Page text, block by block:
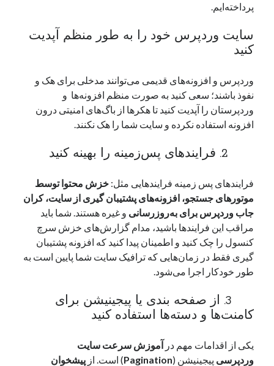
پرداخته‌ایم.
سایت وردپرس خود را به طور منظم آپدیت
کنید
وردپرس و افزونه‌های قدیمی می‌توانند مدخلی برای هک و
نفوذ باشند؛ سعی کنید به صورت منظم افزونه‌ها و
وردپرستان را آپدیت کنید تا هکرها از باگ‌های امنیتی درون
افزونه استفاده نکرده و سایت‌ شما را هک نکنند.
فرایندهای پس زمینه فرایندهایی مثل:خزش محتوا توسط
موتورهای جستجو، افزونه‌های پشتیبان گیری از سایت، کران
جاب وردپرس برای به‌روزرسانی و غیره هستند. شما باید
مراقب این فرایندها باشید، مدام گزارش‌های خزش سرچ
کنسول را چک کنید و اطمینان پیدا کنید که افزونه پشتیبان
گیری فقط در زمان‌هایی که ترافیک سایت شما پایین است به
طور خودکار اجرا می‌شود.
3. از صفحه بندی یا پیجینیشن برای
کامنت‌ها و دسته‌ها استفاده کنید
یکی از اقدامات مهم در آموزش سرعت سایت
وردپرسی پیجینیشن (Pagination) است. ازپیشخوان